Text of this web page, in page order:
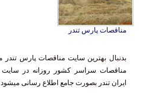
مناقصات پارس تندر
بدنبال بهترین سایت مناقصات پارس تندر
مناقصات سراسر کشور روزانه در سایت
ایران تندر بصورت جامع اطلاع رسانی میشود